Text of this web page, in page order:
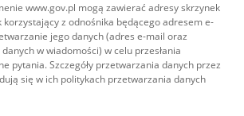
www.gov.pl mogą zawierać adresy skrzynek
korzystający z odnośnika będącego adresem e-
jego danych (adres e-mail oraz
w wiadomości) w celu przesłania
pytania. Szczegóły przetwarzania danych przez
się w ich politykach przetwarzania danych